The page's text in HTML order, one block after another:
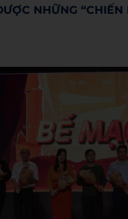
NHỮNG “CHIẾN